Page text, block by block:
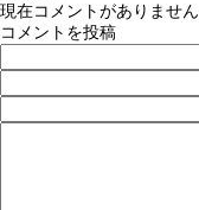
現在コメントがありません
コメントを投稿